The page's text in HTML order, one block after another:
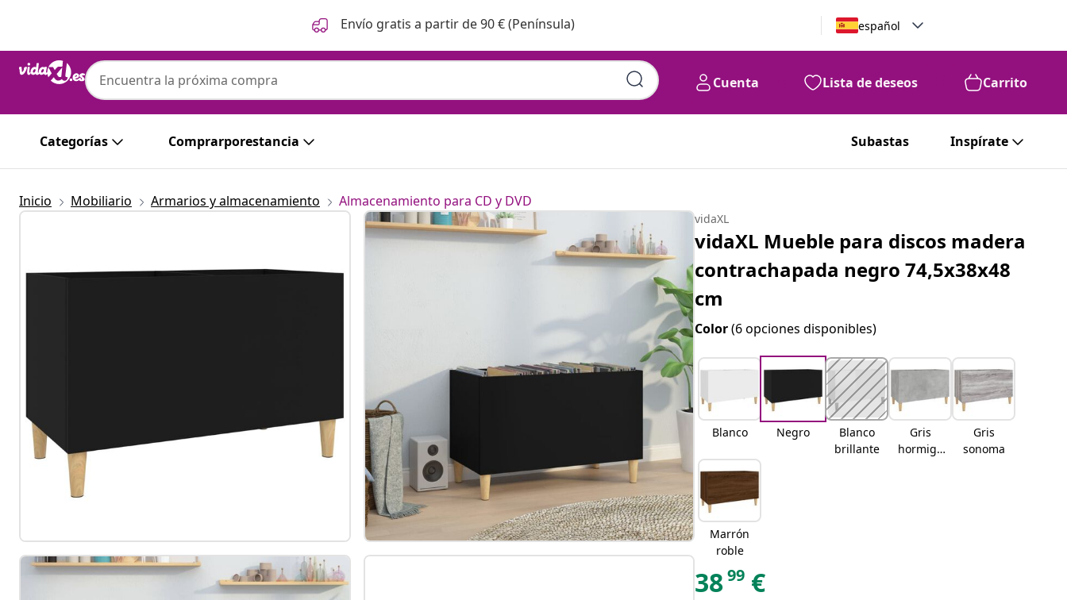
Envío gratis a partir de 90 € (Península) español
Cuenta Lista de deseos Carrito
Categorías Comprarporestancia Subastas Inspírate
Inicio Mobiliario Armarios y almacenamiento Almacenamiento para CD y DVD
vidaXL
vidaXL Mueble para discos madera
contrachapada negro 74,5x38x48
cm
Color(6 opciones disponibles)
Blanco Negro
Blanco
brillante
Gris
hormigó
Gris
sonoma
Marrón
roble
3899 €